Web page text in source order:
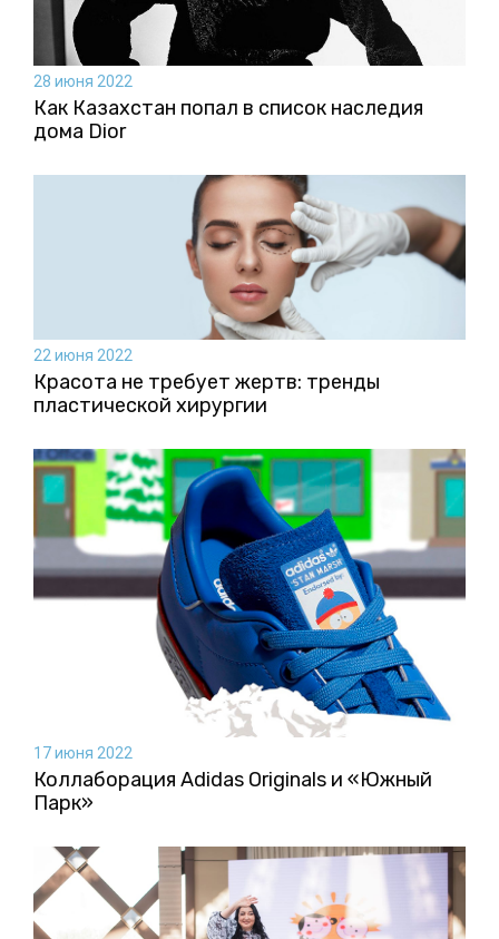
28 июня 2022
Как Казахстан попал в список наследия
дома Dior
22 июня 2022
Красота не требует жертв: тренды
пластической хирургии
17 июня 2022
Коллаборация Аdidas Originals и «Южный
Парк»